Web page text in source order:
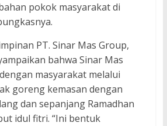
pokok masyarakat di
PT. Sinar Mas Group,
bahwa Sinar Mas
masyarakat melalui
goreng kemasan dengan
dan sepanjang Ramadhan
idul fitri. “Ini bentuk